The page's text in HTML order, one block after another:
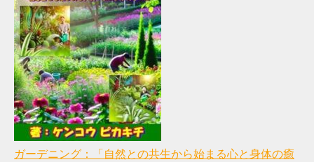
ガーデニング：「自然との共生から始まる心と身体の癒